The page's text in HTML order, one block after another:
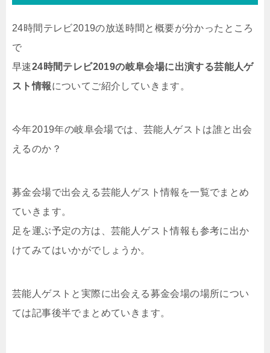
24時間テレビ2019の放送時間と概要が分かったところ
で
早速24時間テレビ2019の岐阜会場に出演する芸能人ゲ
スト情報についてご紹介していきます。
今年2019年の岐阜会場では、芸能人ゲストは誰と出会
えるのか？
募金会場で出会える芸能人ゲスト情報を一覧でまとめ
ていきます。
足を運ぶ予定の方は、芸能人ゲスト情報も参考に出か
けてみてはいかがでしょうか。
芸能人ゲストと実際に出会える募金会場の場所につい
ては記事後半でまとめていきます。